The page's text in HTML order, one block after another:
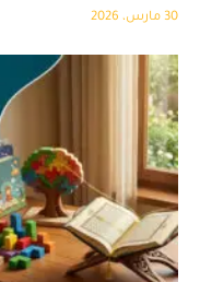
30 مارس، 2026